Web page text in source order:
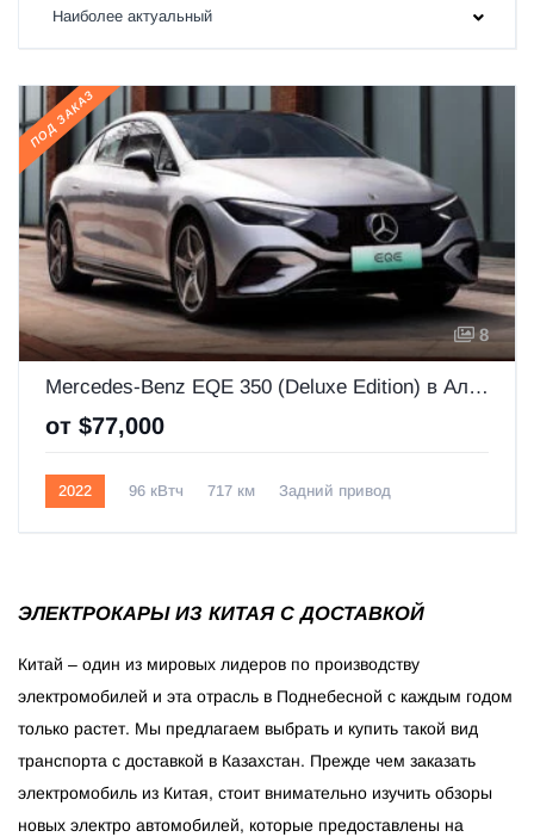
Наиболее актуальный
ПОД ЗАКАЗ
8
Mercedes-Benz EQE 350 (Deluxe Edition) в Алматы
от $77,000
2022 96 кВтч 717 км
Задний привод
ЭЛЕКТРОКАРЫ ИЗ КИТАЯ С ДОСТАВКОЙ
Китай – один из мировых лидеров по производству
электромобилей и эта отрасль в Поднебесной с каждым годом
только растет. Мы предлагаем выбрать и купить такой вид
транспорта с доставкой в Казахстан. Прежде чем заказать
электромобиль из Китая, стоит внимательно изучить обзоры
новых электро автомобилей, которые предоставлены на